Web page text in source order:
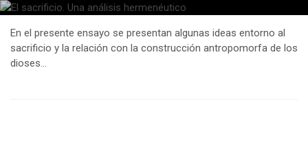
En el presente ensayo se presentan algunas ideas entorno al
sacrificio y la relación con la construcción antropomorfa de los
dioses…